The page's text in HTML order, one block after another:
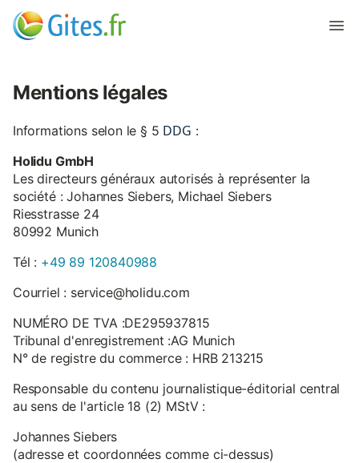
Mentions légales
Informations selon le § 5 DDG :
Holidu GmbH
Les directeurs généraux autorisés à représenter la
société : Johannes Siebers, Michael Siebers
Riesstrasse 24
80992 Munich
Tél : +49 89 120840988
Courriel : service@holidu.com
NUMÉRO DE TVA :DE295937815
Tribunal d'enregistrement :AG Munich
N° de registre du commerce : HRB 213215
Responsable du contenu journalistique-éditorial central
au sens de l'article 18 (2) MStV :
Johannes Siebers
(adresse et coordonnées comme ci-dessus)